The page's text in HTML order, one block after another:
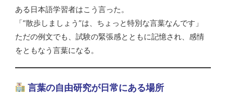
ある日本語学習者はこう言った。
「“散歩しましょう”は、ちょっと特別な言葉なんです」
ただの例文でも、試験の緊張感とともに記憶され、感情
をともなう言葉になる。
言葉の自由研究が日常にある場所